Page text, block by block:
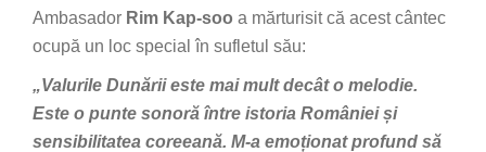
Ambasador Rim Kap-soo a mărturisit că acest cântec
ocupă un loc special în sufletul său:
„Valurile Dunării este mai mult decât o melodie.
Este o punte sonoră între istoria României și
sensibilitatea coreeană. M-a emoționat profund să